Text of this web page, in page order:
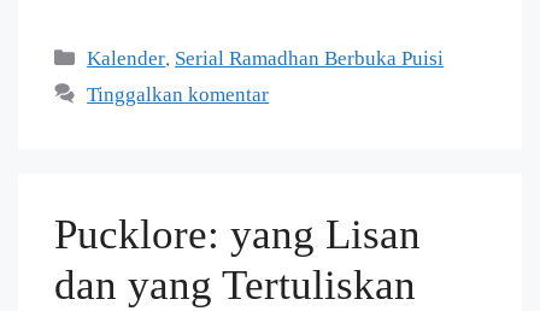
Kalender, Serial Ramadhan Berbuka Puisi
Tinggalkan komentar
Pucklore: yang Lisan
dan yang Tertuliskan